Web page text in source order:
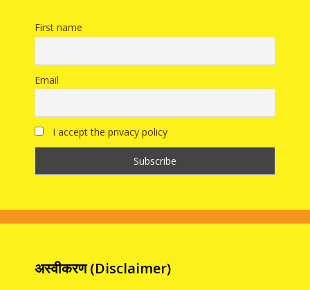
First name
Email
I accept the privacy policy
अस्वीकरण (Disclaimer)